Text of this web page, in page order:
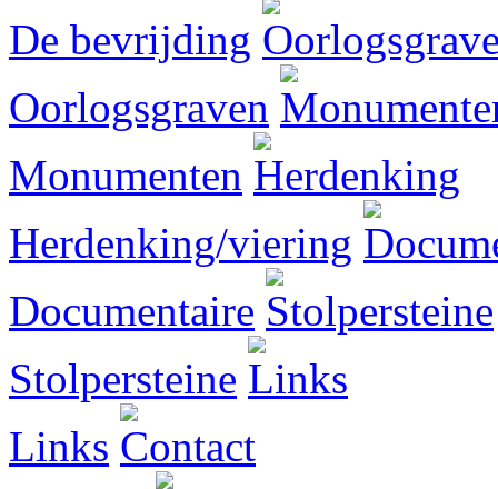
De bevrijding
Oorlogsgraven
Monumenten
Herdenking/viering
Documentaire
Stolpersteine
Links